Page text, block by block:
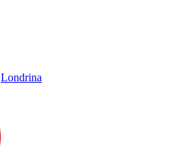
Londrina